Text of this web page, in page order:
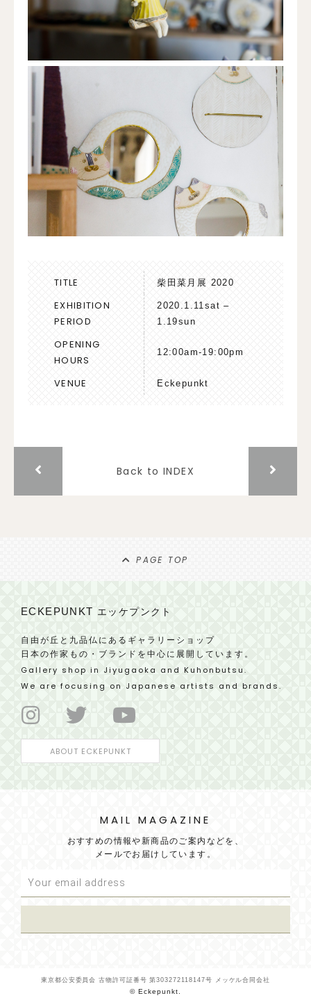
TITLE 柴田菜月展 2020
EXHIBITION
PERIOD
2020.1.11sat –
1.19sun
OPENING
HOURS
12:00am-19:00pm
VENUE Eckepunkt
Back to INDEX
PAGE TOP
ECKEPUNKTエッケプンクト
自由が丘と九品仏にあるギャラリーショップ
日本の作家もの・ブランドを中心に展開しています。
Gallery shop in Jiyugaoka and Kuhonbutsu.
We are focusing on Japanese artists and brands.
ABOUT ECKEPUNKT
MAIL MAGAZINE
おすすめの情報や新商品のご案内などを、
メールでお届けしています。
東京都公安委員会 古物許可証番号 第303272118147号 メッケル合同会社
© Eckepunkt.